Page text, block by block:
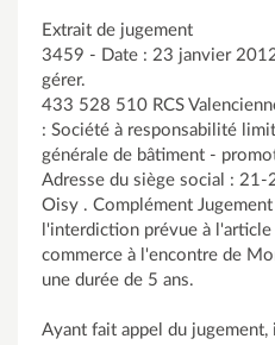
Extrait de jugement
3459 - Date : 23 janvier
gérer.
433 528 510 RCS
: Société à responsabilité
générale de bâtiment -
Adresse du siège social :
Oisy . Complément
l'interdiction prévue à
commerce à l'encontre de
une durée de 5 ans.
Ayant fait appel du